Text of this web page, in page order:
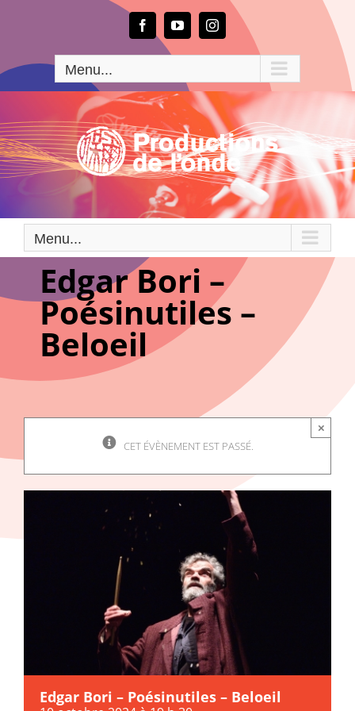
FacebookYouTubeInstagram
Menu...
Menu...
Edgar Bori –
Poésinutiles –
Beloeil
CET ÉVÈNEMENT EST PASSÉ.
×
Edgar Bori – Poésinutiles – Beloeil